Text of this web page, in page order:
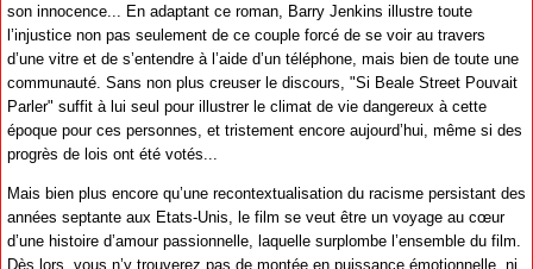
son innocence... En adaptant ce roman, Barry Jenkins illustre toute
l’injustice non pas seulement de ce couple forcé de se voir au travers
d’une vitre et de s’entendre à l’aide d’un téléphone, mais bien de toute une
communauté. Sans non plus creuser le discours, "Si Beale Street Pouvait
Parler" suffit à lui seul pour illustrer le climat de vie dangereux à cette
époque pour ces personnes, et tristement encore aujourd’hui, même si des
progrès de lois ont été votés...
Mais bien plus encore qu’une recontextualisation du racisme persistant des
années septante aux Etats-Unis, le film se veut être un voyage au cœur
d’une histoire d’amour passionnelle, laquelle surplombe l’ensemble du film.
Dès lors, vous n’y trouverez pas de montée en puissance émotionnelle, ni